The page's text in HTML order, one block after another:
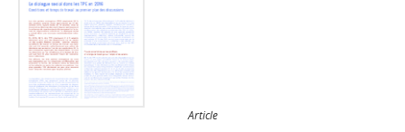
Article